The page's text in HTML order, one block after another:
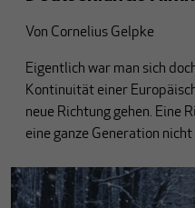
Von Cornelius Gelpke
Eigentlich war man sich
Kontinuität einer
neue Richtung gehen. Eine
eine ganze Generation